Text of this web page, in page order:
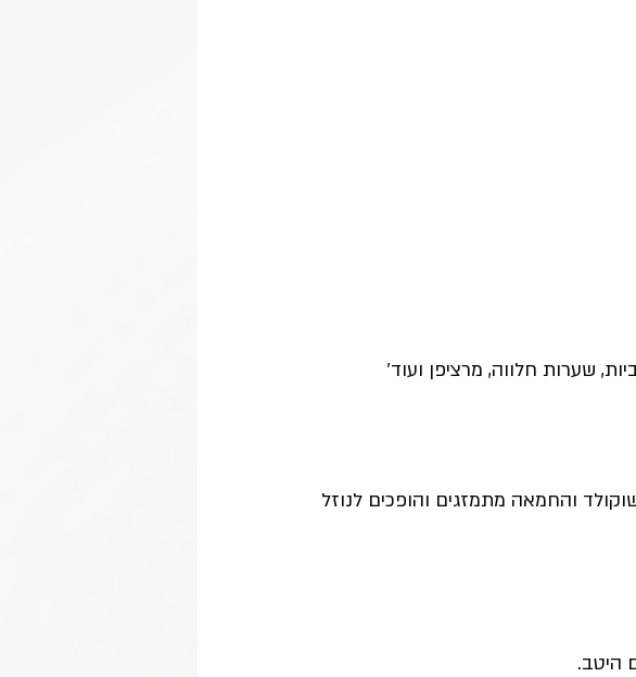
שערות חלווה, מרציפן ועוד׳
עד שהשוקולד והחמאה מתמזגים והופכים לנוזל
היטב.